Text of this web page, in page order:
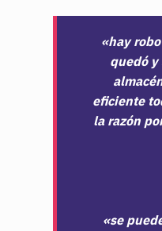
«hay
quedó
eficiente
la razón
«se